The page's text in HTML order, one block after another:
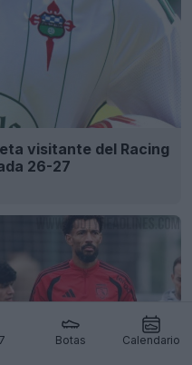
Botas Calendario
visitante del Racing
26-27